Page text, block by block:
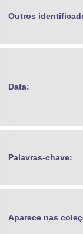
Outros
Data:
Palavras-chave:
Aparece nas